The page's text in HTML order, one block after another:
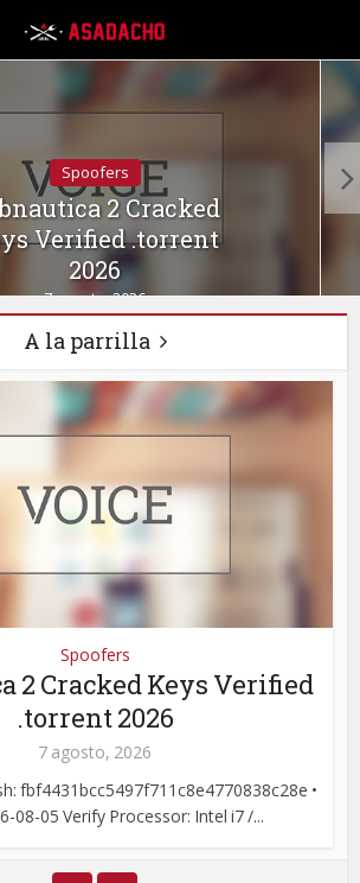
Spoofers
2 Cracked
Verified .torrent
2026
7 agosto, 2026
A la parrilla
Spoofers
2 Cracked Keys Verified
.torrent 2026
7 agosto, 2026
fbf4431bcc5497f711c8e4770838c28e •
08-05 Verify Processor: Intel i7 /...